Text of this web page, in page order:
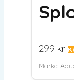
299 kr
Märke: